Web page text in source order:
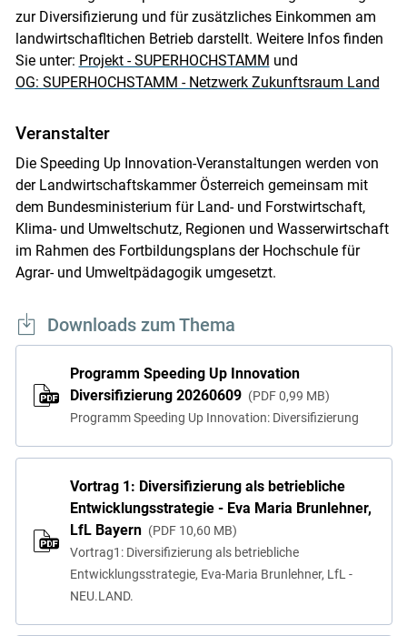
zur Diversifizierung und für zusätzliches Einkommen am
landwirtschafltichen Betrieb darstellt. Weitere Infos finden
Sie unter: Projekt - SUPERHOCHSTAMM und
OG: SUPERHOCHSTAMM - Netzwerk Zukunftsraum Land
Veranstalter
Die Speeding Up Innovation-Veranstaltungen werden von
der Landwirtschaftskammer Österreich gemeinsam mit
dem Bundesministerium für Land- und Forstwirtschaft,
Klima- und Umweltschutz, Regionen und Wasserwirtschaft
im Rahmen des Fortbildungsplans der Hochschule für
Agrar- und Umweltpädagogik umgesetzt.
Downloads zum Thema
Programm Speeding Up Innovation
Diversifizierung 20260609
PDF 0,99 MB
Programm Speeding Up Innovation: Diversifizierung
Vortrag 1: Diversifizierung als betriebliche
Entwicklungsstrategie - Eva Maria Brunlehner,
LfL Bayern
PDF 10,60 MB
Vortrag1: Diversifizierung als betriebliche
Entwicklungsstrategie, Eva-Maria Brunlehner, LfL -
NEU.LAND.